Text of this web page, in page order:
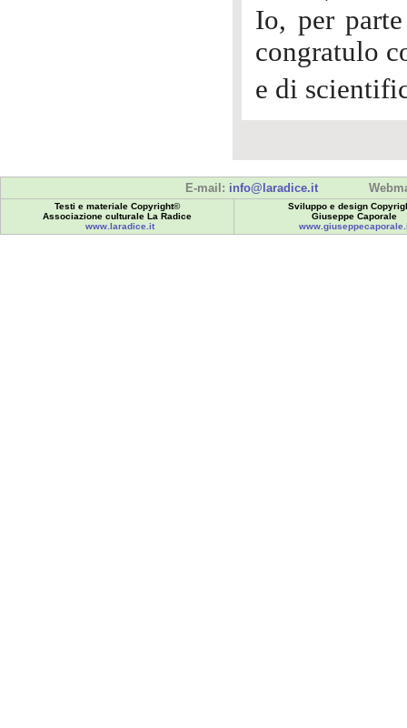
Io, per
congratulo
e di
E-mail: info@laradice.it
Testi e materiale Copyright©
Associazione culturale La Radice
www.laradice.it
Sviluppo e design
Giuseppe Caporale